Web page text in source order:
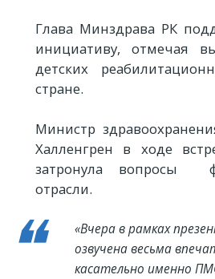
Глава Минздрава РК
инициативу, отмечая
детских
стране.
Министр
Халленгрен в ходе
затронула вопросы
отрасли.
«Вчера в рамках
озвучена весьма
касательно именно